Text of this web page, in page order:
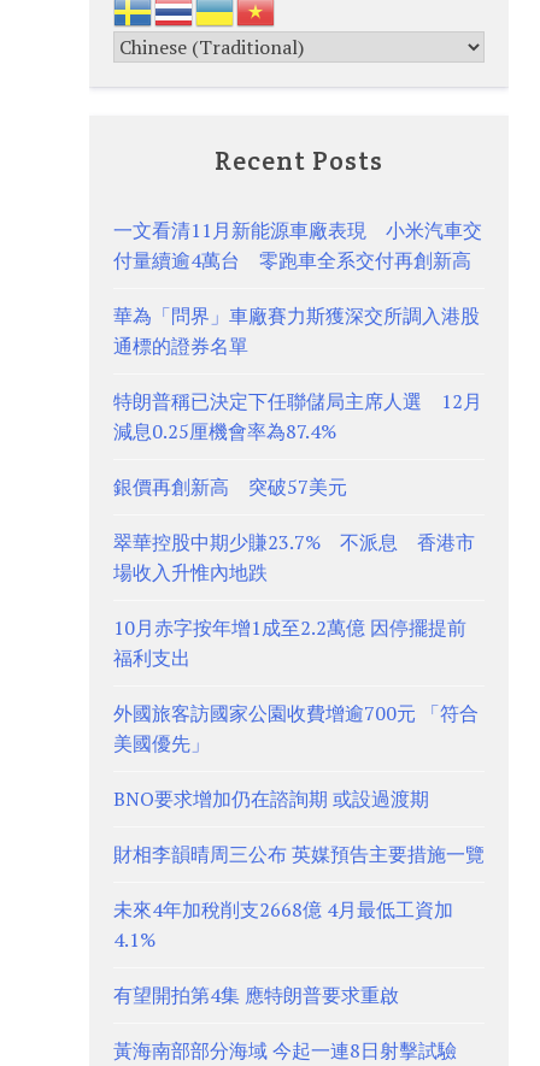
Recent Posts
一文看清11月新能源車廠表現 小米汽車交
付量續逾4萬台 零跑車全系交付再創新高
華為「問界」車廠賽力斯獲深交所調入港股
通標的證券名單
特朗普稱已決定下任聯儲局主席人選 12月
減息0.25厘機會率為87.4%
銀價再創新高 突破57美元
翠華控股中期少賺23.7% 不派息 香港市
場收入升惟內地跌
10月赤字按年增1成至2.2萬億 因停擺提前
福利支出
外國旅客訪國家公園收費增逾700元 「符合
美國優先」
BNO要求增加仍在諮詢期 或設過渡期
財相李韻晴周三公布 英媒預告主要措施一覽
未來4年加稅削支2668億 4月最低工資加
4.1%
有望開拍第4集 應特朗普要求重啟
黃海南部部分海域 今起一連8日射擊試驗